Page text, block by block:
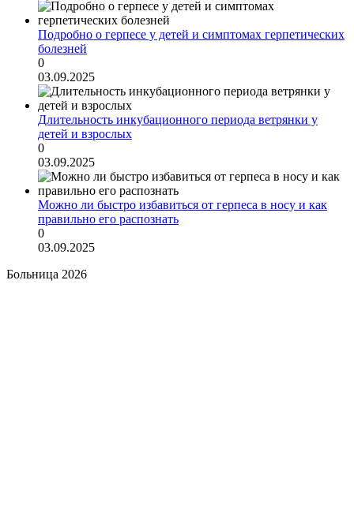
Подробно о герпесе у детей и симптомах герпетических
болезней
0
03.09.2025
Длительность инкубационного периода ветрянки у
детей и взрослых
0
03.09.2025
Можно ли быстро избавиться от герпеса в носу и как
правильно его распознать
0
03.09.2025
Больница 2026